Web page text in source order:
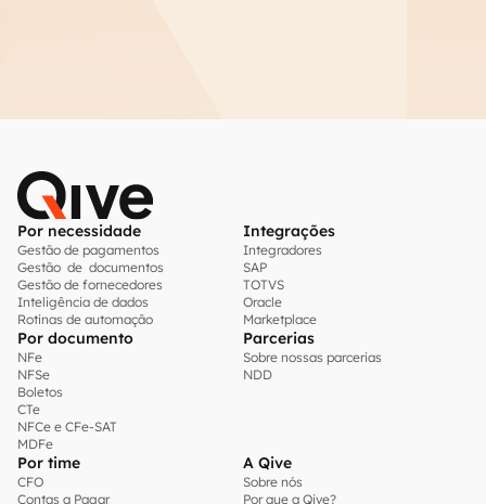
Por necessidade
Gestão de pagamentos
Gestão de documentos
Gestão de fornecedores
Inteligência de dados
Rotinas de automação
Integrações
Integradores
SAP
TOTVS
Oracle
Marketplace
Por documento
NFe
NFSe
Boletos
CTe
NFCe e CFe-SAT
MDFe
Parcerias
Sobre nossas parcerias
NDD
Por time
CFO
Contas a Pagar
A Qive
Sobre nós
Por que a Qive?